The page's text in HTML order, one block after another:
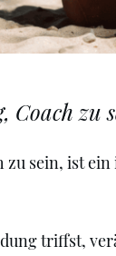
Coach zu
zu sein, ist
triffst,